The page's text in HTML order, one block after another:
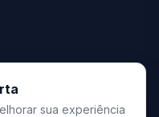
sua experiência